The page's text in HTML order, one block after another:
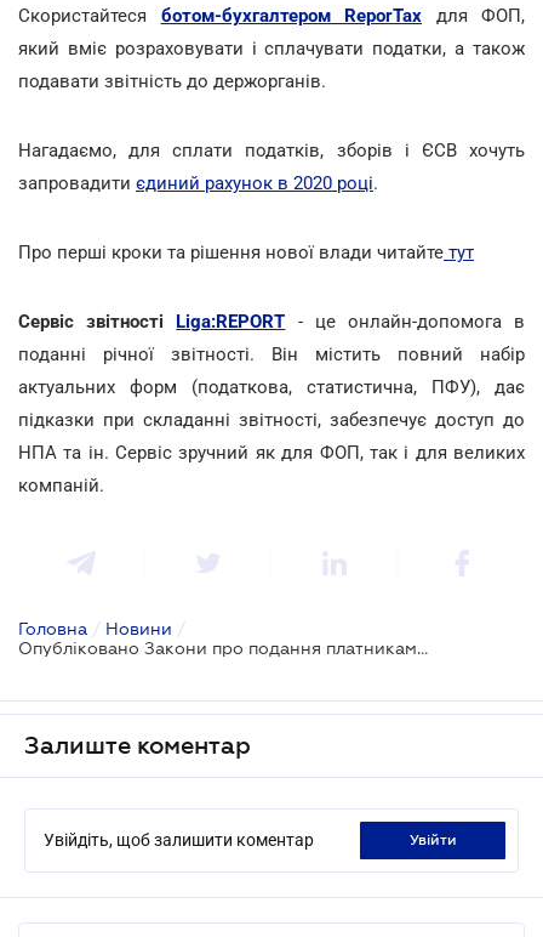
Скористайтеся ботом-бухгалтером ReporTax для ФОП,
який вміє розраховувати і сплачувати податки, а також
подавати звітність до держорганів.
Нагадаємо, для сплати податків, зборів і ЄСВ хочуть
запровадити єдиний рахунок в 2020 році.
Про перші кроки та рішення нової влади читайте тут
Сервіс звітності Liga:REPORT
- це онлайн-допомога в
поданні річної звітності. Він містить повний набір
актуальних форм (податкова, статистична, ПФУ), дає
підказки при складанні звітності, забезпечує доступ до
НПА та ін. Сервіс зручний як для ФОП, так і для великих
компаній.
Головна / Новини /
Опубліковано Закони про подання платниками ЄСВ і ПДФО єдиної звітності
Залиште коментар
Увійдіть, щоб залишити коментар увійти